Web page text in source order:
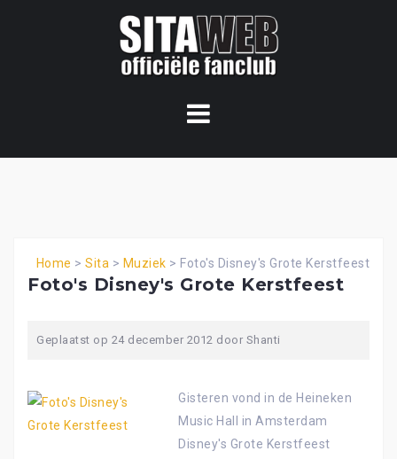
Home > Sita > Muziek > Foto's Disney's Grote Kerstfeest
Foto's Disney's Grote Kerstfeest
Geplaatst op 24 december 2012 door Shanti
Gisteren vond in de Heineken
Music Hall in Amsterdam
Disney's Grote Kerstfeest